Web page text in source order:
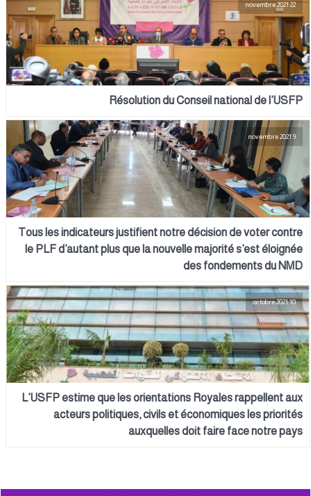
22 novembre 2021
Résolution du Conseil national de l’USFP
Tous les indicateurs justifient notre décision de voter contre
le PLF d’autant plus que la nouvelle majorité s’est éloignée
des fondements du NMD
10 octobre 2021
L’USFP estime que les orientations Royales rappellent aux
acteurs politiques, civils et économiques les priorités
auxquelles doit faire face notre pays